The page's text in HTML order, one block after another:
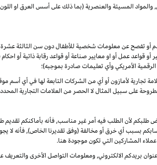
المسيئة والعنصرية (بما ذلك على أسس العرق او
أو تفصح عن معلومات شخصية للأطفال دون سن الثالثة
قواعد عمل أو او معايير صناعة أو قواعد رقابة ذاتية أو
الأمريكي وأي تعليمات صادرة بموجبه)؛
تجارية لأمازون أو أي من الشركات التابعة لها في أي
على سبيل المثال لا الحصر من العلامات التجارية
طلبكم لأن الطلب فيه أمر غير مناسب, فأنه بأماكنكم
حال تم في أي وقت 1) رفض طلبكم لأي سبب أخر, أو 2) تم أنهاء حسابكم بسبب أي خرق أو مخالفة
المشاركين التي تكون موجودة هنا.
بريدكم الالكتروني, ومعلومات التواصل الأخرى